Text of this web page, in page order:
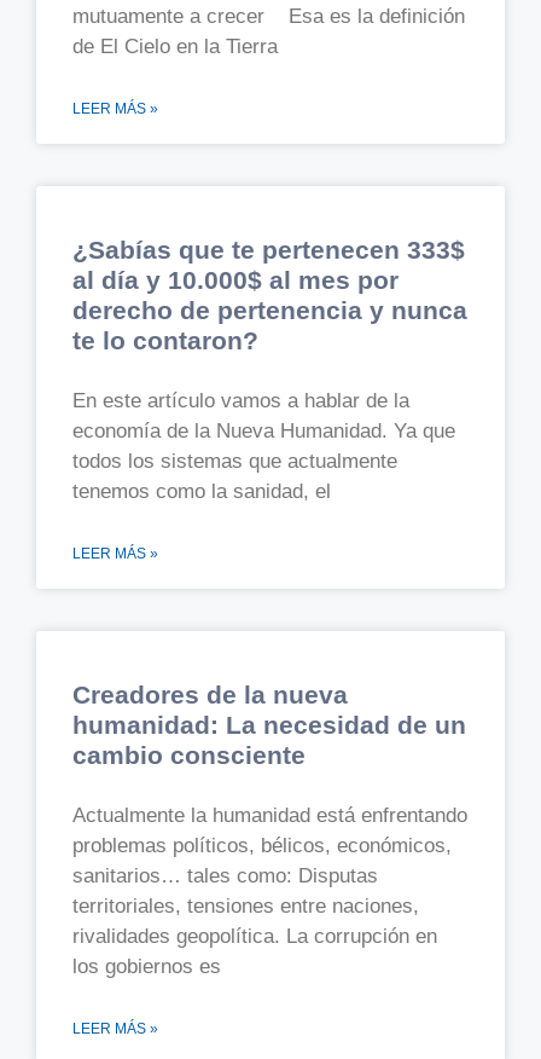
mutuamente a crecer Esa es la definición
de El Cielo en la Tierra
LEER MÁS »
¿Sabías que te pertenecen 333$
al día y 10.000$ al mes por
derecho de pertenencia y nunca
te lo contaron?
En este artículo vamos a hablar de la
economía de la Nueva Humanidad. Ya que
todos los sistemas que actualmente
tenemos como la sanidad, el
LEER MÁS »
Creadores de la nueva
humanidad: La necesidad de un
cambio consciente
Actualmente la humanidad está enfrentando
problemas políticos, bélicos, económicos,
sanitarios… tales como: Disputas
territoriales, tensiones entre naciones,
rivalidades geopolítica. La corrupción en
los gobiernos es
LEER MÁS »